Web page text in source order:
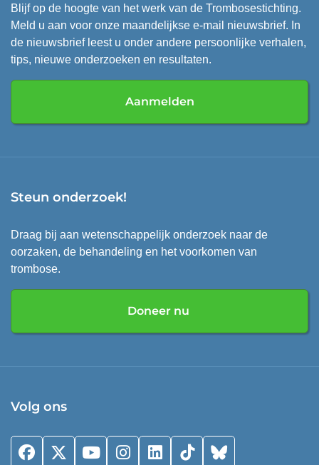
Blijf op de hoogte van het werk van de Trombosestichting.
Meld u aan voor onze maandelijkse e-mail nieuwsbrief. In
de nieuwsbrief leest u onder andere persoonlijke verhalen,
tips, nieuwe onderzoeken en resultaten.
Aanmelden
Steun onderzoek!
Draag bij aan wetenschappelijk onderzoek naar de
oorzaken, de behandeling en het voorkomen van
trombose.
Doneer nu
Volg ons